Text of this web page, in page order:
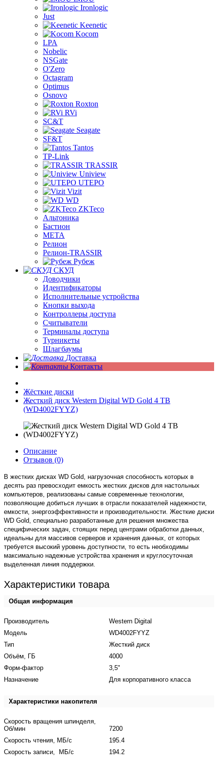
Ironlogic
Just
Keenetic
Kocom
LPA
Nobelic
NSGate
O'Zero
Octagram
Optimus
Osnovo
Roxton
RVi
SC&T
Seagate
SF&T
Tantos
TP-Link
TRASSIR
Uniview
UTEPO
Vizit
WD
ZKTeco
Альтоника
Бастион
МЕТА
Релион
Релион-TRASSIR
Рубеж
СКУД
Доводчики
Идентификаторы
Исполнительные устройства
Кнопки выхода
Контроллеры доступа
Считыватели
Терминалы доступа
Турникеты
Шлагбаумы
Доставка
Контакты
Жёсткие диски
Жесткий диск Western Digital WD Gold 4 TB
(WD4002FYYZ)
Описание
Отзывов (0)
В жестких дисках WD Gold, нагрузочная способность которых в
десять раз превосходит емкость жестких дисков для настольных
компьютеров, реализованы самые современные технологии,
позволяющие добиться лучших в отрасли показателей надежности,
емкости, энергоэффективности и производительности. Жесткие диски
WD Gold, специально разработанные для решения множества
специфических задач, стоящих перед центрами обработки данных,
идеальны для массивов серверов и хранения данных, от которых
требуется высокий уровень доступности, то есть необходимы
максимально надежные устройства хранения и круглосуточная
выделенная линия поддержки.
Характеристики товара
Общая информация
Производитель
Western Digital
Модель
WD4002FYYZ
Тип
Жесткий диск
Объём, ГБ
4000
Форм-фактор
3,5"
Назначение
Для корпоративного класса
Характеристики накопителя
Скорость вращения шпинделя,
Об/мин
7200
Скорость чтения, МБ/с
195.4
Скорость записи,
МБ/с 194.2